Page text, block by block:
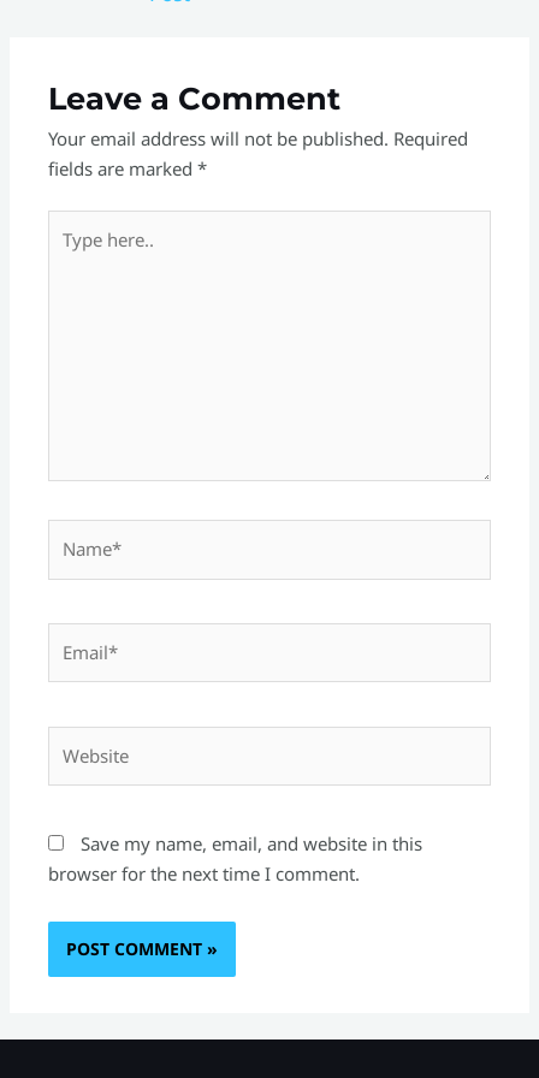
Leave a Comment
Your email address will not be published. Required
fields are marked*
here..
Save my name, email, and website in this
browser for the next time I comment.